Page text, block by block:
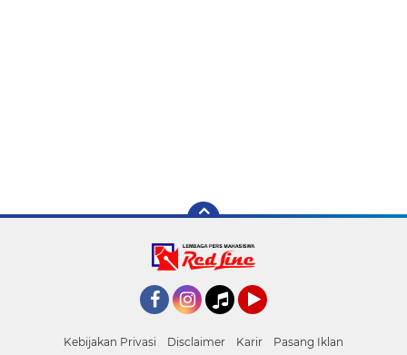
Kebijakan Privasi Disclaimer Karir
Pasang Iklan